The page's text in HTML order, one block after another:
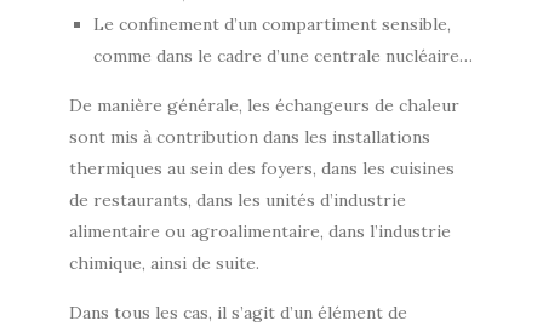
Le confinement d’un compartiment sensible,
comme dans le cadre d’une centrale nucléaire…
De manière générale, les échangeurs de chaleur
sont mis à contribution dans les installations
thermiques au sein des foyers, dans les cuisines
de restaurants, dans les unités d’industrie
alimentaire ou agroalimentaire, dans l’industrie
chimique, ainsi de suite.
Dans tous les cas, il s’agit d’un élément de